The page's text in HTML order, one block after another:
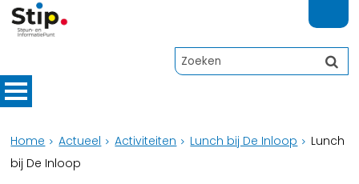
Home Actueel Activiteiten Lunch bij De Inloop
Lunch
bij De Inloop